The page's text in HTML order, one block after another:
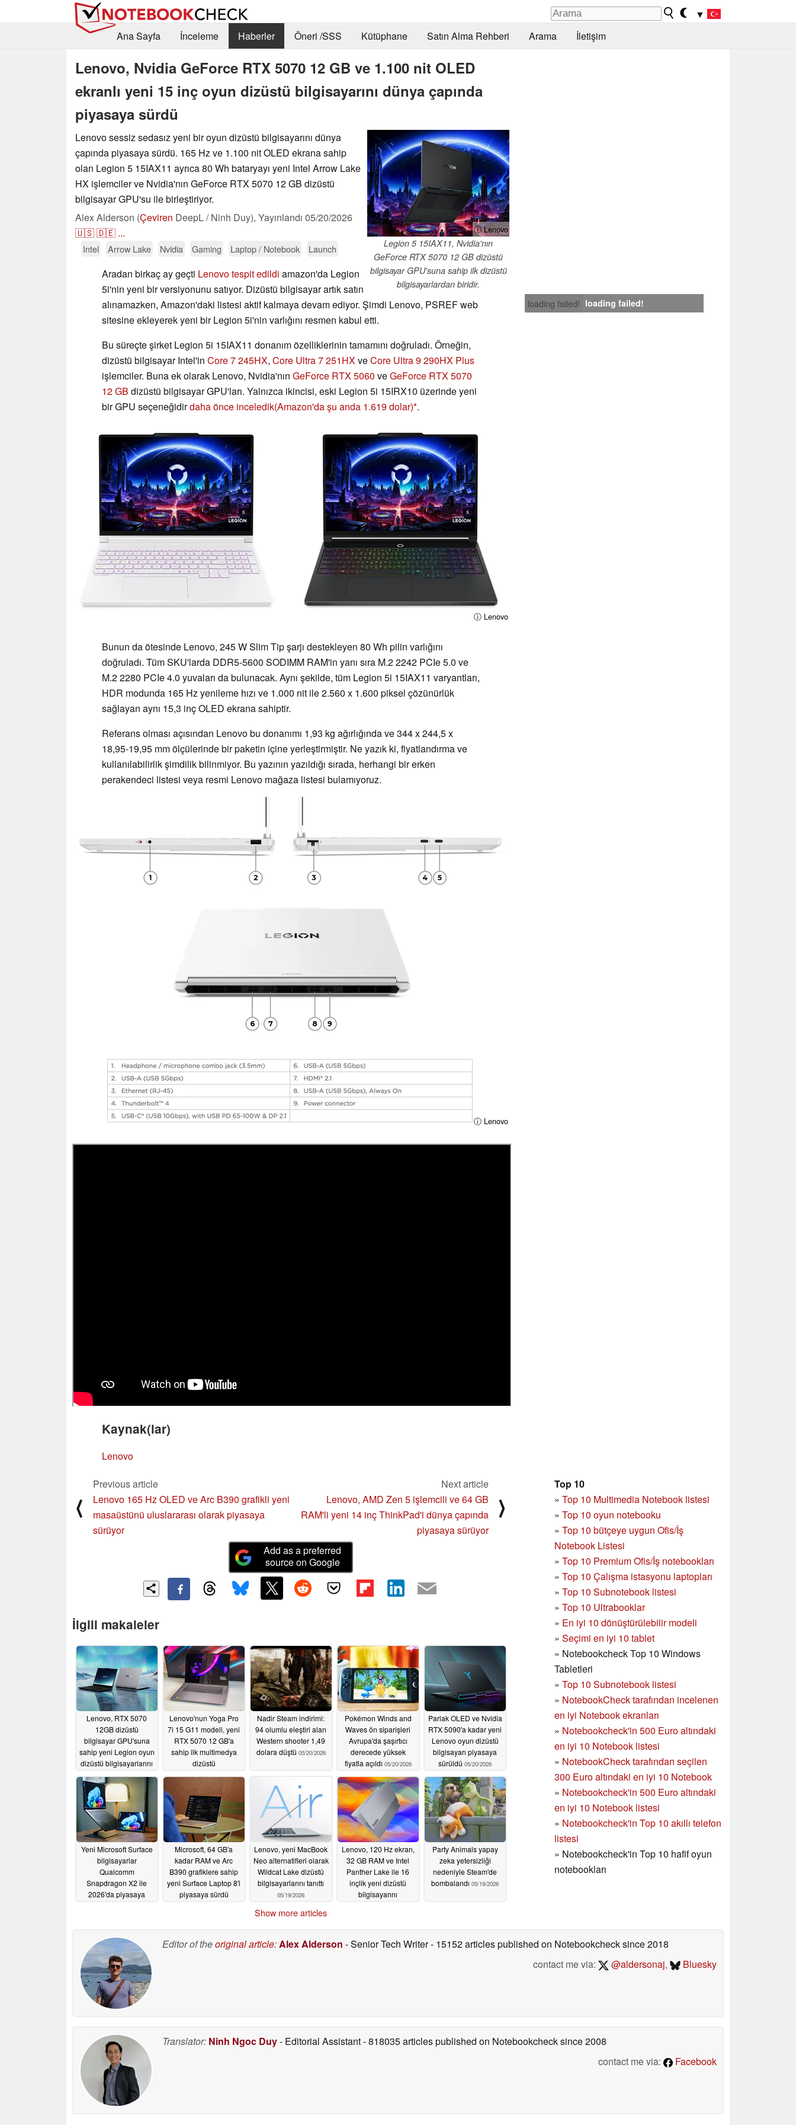
▼
Ana Sayfa
İnceleme Haberler Öneri /SSS Kütüphane Satın Alma Rehberi Arama İletişim
Lenovo, Nvidia GeForce RTX 5070 12 GB ve 1.100 nit OLED
ekranlı yeni 15 inç oyun dizüstü bilgisayarını dünya çapında
piyasaya sürdü
ⓘ Lenovo
Legion 5 15IAX11, Nvidia'nın
GeForce RTX 5070 12 GB dizüstü
bilgisayar GPU'suna sahip ilk dizüstü
bilgisayarlardan biridir.
Lenovo sessiz sedasız yeni bir oyun dizüstü bilgisayarını dünya
çapında piyasaya sürdü. 165 Hz ve 1.100 nit OLED ekrana sahip
olan Legion 5 15IAX11 ayrıca 80 Wh bataryayı yeni Intel Arrow Lake
HX işlemciler ve Nvidia'nın GeForce RTX 5070 12 GB dizüstü
bilgisayar GPU'su ile birleştiriyor.
Alex Alderson (Çeviren DeepL / Ninh Duy), Yayınlandı 05/20/2026
🇺🇸🇩🇪 ...
Intel Arrow Lake Nvidia Gaming Laptop / Notebook Launch
loading failed! loading failed!
Aradan birkaç ay geçti Lenovo tespit edildi amazon'da Legion
5i'nin yeni bir versiyonunu satıyor. Dizüstü bilgisayar artık satın
alınamazken, Amazon'daki listesi aktif kalmaya devam ediyor. Şimdi Lenovo, PSREF web
sitesine ekleyerek yeni bir Legion 5i'nin varlığını resmen kabul etti.
Bu süreçte şirket Legion 5i 15IAX11 donanım özelliklerinin tamamını doğruladı. Örneğin,
dizüstü bilgisayar Intel'in Core 7 245HX, Core Ultra 7 251HXveCore Ultra 9 290HX Plus
işlemciler. Buna ek olarak Lenovo, Nvidia'nın GeForce RTX 5060 veGeForce RTX 5070
12 GB dizüstü bilgisayar GPU'ları. Yalnızca ikincisi, eski Legion 5i 15IRX10 üzerinde yeni
bir GPU seçeneğidirdaha önce inceledik(Amazon'da şu anda 1.619 dolar) .
ⓘ Lenovo
Bunun da ötesinde Lenovo, 245 W Slim Tip şarjı destekleyen 80 Wh pilin varlığını
doğruladı. Tüm SKU'larda DDR5-5600 SODIMM RAM'in yanı sıra M.2 2242 PCIe 5.0 ve
M.2 2280 PCIe 4.0 yuvaları da bulunacak. Aynı şekilde, tüm Legion 5i 15IAX11 varyantları,
HDR modunda 165 Hz yenileme hızı ve 1.000 nit ile 2.560 x 1.600 piksel çözünürlük
sağlayan aynı 15,3 inç OLED ekrana sahiptir.
Referans olması açısından Lenovo bu donanımı 1,93 kg ağırlığında ve 344 x 244,5 x
18,95-19,95 mm ölçülerinde bir paketin içine yerleştirmiştir. Ne yazık ki, fiyatlandırma ve
kullanılabilirlik şimdilik bilinmiyor. Bu yazının yazıldığı sırada, herhangi bir erken
perakendeci listesi veya resmi Lenovo mağaza listesi bulamıyoruz.
ⓘ Lenovo
Kaynak(lar)
Lenovo
Top 10
» Top 10 Multimedia Notebook listesi
» Top 10 oyun notebooku
» Top 10 bütçeye uygun Ofis/İş
Notebook Listesi
» Top 10 Premium Ofis/İş notebookları
» Top 10 Çalışma istasyonu laptopları
» Top 10 Subnotebook listesi
» Top 10 Ultrabooklar
» En iyi 10 dönüştürülebilir modeli
» Seçimi en iyi 10 tablet
» Notebookcheck Top 10 Windows
Tabletleri
» Top 10 Subnotebook listesi
» NotebookCheck tarafından incelenen
en iyi Notebook ekranları
» Notebookcheck'in 500 Euro altındaki
en iyi 10 Notebook listesi
» NotebookCheck tarafından seçilen
300 Euro altındaki en iyi 10 Notebook
» Notebookcheck'in 500 Euro altındaki
en iyi 10 Notebook listesi
» Notebookcheck'in Top 10 akıllı telefon
listesi
» Notebookcheck'in Top 10 hafif oyun
notebookları
⟨
Previous article
Lenovo 165 Hz OLED ve Arc B390 grafikli yeni
masaüstünü uluslararası olarak piyasaya
sürüyor
Next article
Lenovo, AMD Zen 5 işlemcili ve 64 GB
RAM'li yeni 14 inç ThinkPad'i dünya çapında
piyasaya sürüyor
⟩
Add as a preferred
source on Google
İlgili makaleler
Lenovo, RTX 5070
12GB dizüstü
bilgisayar GPU'suna
sahip yeni Legion oyun
dizüstü bilgisayarlarını
05/23/2026
Lenovo'nun Yoga Pro
7i 15 G11 modeli, yeni
RTX 5070 12 GB'a
sahip ilk multimedya
dizüstü
Nadir Steam indirimi:
94 olumlu eleştiri alan
Western shooter 1,49
dolara düştü 05/20/2026
Pokémon Winds and
Waves ön siparişleri
Avrupa'da şaşırtıcı
derecede yüksek
fiyatla açıldı 05/20/2026
Parlak OLED ve Nvidia
RTX 5090'a kadar yeni
Lenovo oyun dizüstü
bilgisayarı piyasaya
sürüldü 05/20/2026
Yeni Microsoft Surface
bilgisayarlar
Qualcomm
Snapdragon X2 ile
2026'da piyasaya
Microsoft, 64 GB'a
kadar RAM ve Arc
B390 grafiklere sahip
yeni Surface Laptop 8'i
piyasaya sürdü
Lenovo, yeni MacBook
Neo alternatifleri olarak
Wildcat Lake dizüstü
bilgisayarlarını tanıttı
05/19/2026
Lenovo, 120 Hz ekran,
32 GB RAM ve Intel
Panther Lake ile 16
inçlik yeni dizüstü
bilgisayarını
Party Animals yapay
zeka yetersizliği
nedeniyle Steam'de
bombalandı 05/19/2026
Show more articles
Editor of theoriginal article:Alex Alderson - Senior Tech Writer- 15152 articles published on Notebookchecksince 2018
contact me via:
@aldersonaj, Bluesky
Translator: Ninh Ngoc Duy- Editorial Assistant- 818035 articles published on Notebookchecksince 2008
contact me via:
Facebook